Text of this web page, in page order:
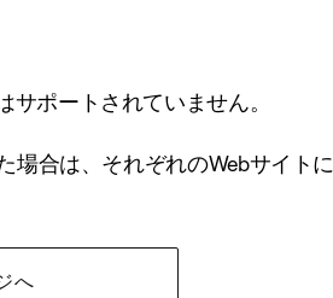
ポートされていません。
場合は、それぞれのWebサイ
へ